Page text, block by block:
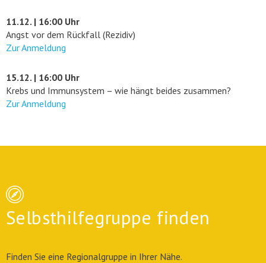
11.12. | 16:00 Uhr
Angst vor dem Rückfall (Rezidiv)
Zur Anmeldung
15.12. | 16:00 Uhr
Krebs und Immunsystem – wie hängt beides zusammen?
Zur Anmeldung
Selbsthilfegruppe finden
Finden Sie eine Regionalgruppe in Ihrer Nähe.